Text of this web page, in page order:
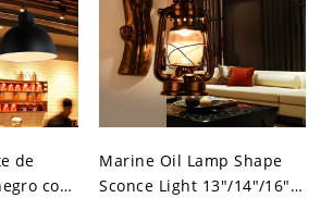
de
con
Marine Oil Lamp Shape
Sconce Light 13"/14"/16"